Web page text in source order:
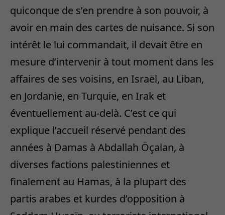
quiconque de s’en prendre à son pouvoir, à
avoir en main des cartes de nuisance. Si son
intérêt le lui commandait, il devait être en
mesure d’intervenir à tout moment dans les
affaires de ses voisins, en Israël, au Liban,
en Jordanie, en Turquie, en Irak et
éventuellement au-delà. C’est ce qui
explique l’accueil réservé pendant des
années à Damas à Abdallah Öçalan, à
diverses factions palestiniennes et
finalement au Hamas, à la plupart des
partis arabes et kurdes d’opposition à